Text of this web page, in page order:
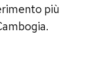
più